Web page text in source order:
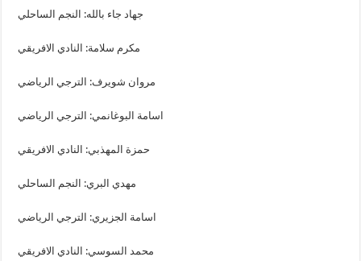
جهاد جاء بالله: النجم الساحلي
مكرم سلامة: النادي الافريقي
مروان شويرف: الترجي الرياضي
اسامة البوغانمي: الترجي الرياضي
حمزة المهذبي: النادي الافريقي
مهدي البري: النجم الساحلي
اسامة الجزيري: الترجي الرياضي
محمد السوسي: النادي الافريقي